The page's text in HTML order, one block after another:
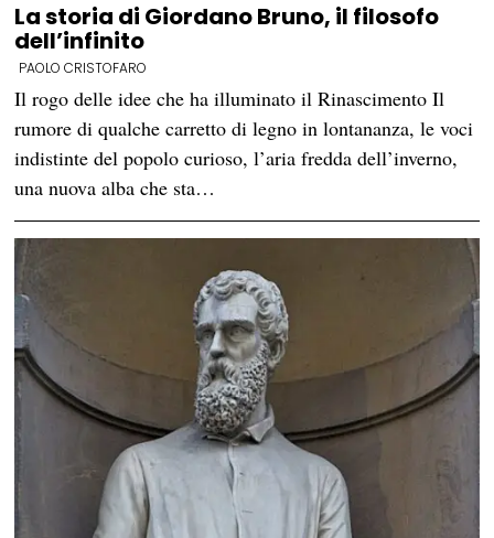
La storia di Giordano Bruno, il filosofo
dell’infinito
PAOLO CRISTOFARO
Il rogo delle idee che ha illuminato il Rinascimento Il
rumore di qualche carretto di legno in lontananza, le voci
indistinte del popolo curioso, l’aria fredda dell’inverno,
una nuova alba che sta…